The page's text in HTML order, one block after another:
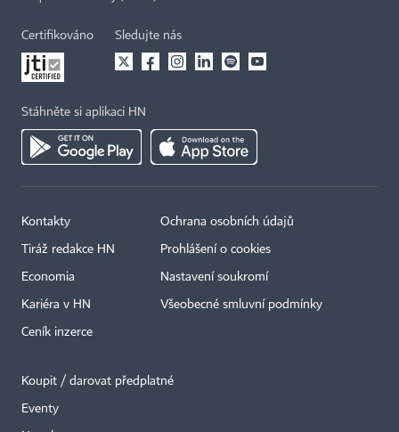
Certifikováno Sledujte nás
Stáhněte si aplikaci HN
Kontakty
Tiráž redakce HN
Economia
Kariéra v HN
Ceník inzerce
Ochrana osobních údajů
Prohlášení o cookies
Nastavení soukromí
Všeobecné smluvní podmínky
Koupit / darovat předplatné
Eventy